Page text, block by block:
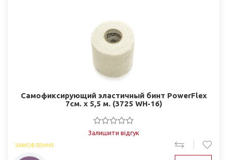
Самофиксирующий эластичный бинт PowerFlex
7см. х 5,5 м. (3725 WH-16)
Залишити відгук
ЗАМОВЛЕННЯ